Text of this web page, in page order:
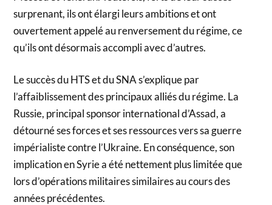
surprenant, ils ont élargi leurs ambitions et ont
ouvertement appelé au renversement du régime, ce
qu’ils ont désormais accompli avec d’autres.
Le succès du HTS et du SNA s’explique par
l’affaiblissement des principaux alliés du régime. La
Russie, principal sponsor international d’Assad, a
détourné ses forces et ses ressources vers sa guerre
impérialiste contre l’Ukraine. En conséquence, son
implication en Syrie a été nettement plus limitée que
lors d’opérations militaires similaires au cours des
années précédentes.